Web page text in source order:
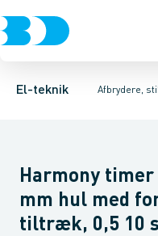
El-teknik Afbrydere,
Afbrydere, stikkontakter
Afbryder og
Afbryder og stikkontakt
Harmony
mm hul med
tiltræk, 0,5 10